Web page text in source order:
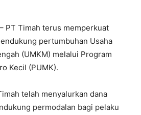
PT Timah terus memperkuat
pertumbuhan Usaha
(UMKM) melalui Program
Kecil (PUMK).
telah menyalurkan dana
permodalan bagi pelaku